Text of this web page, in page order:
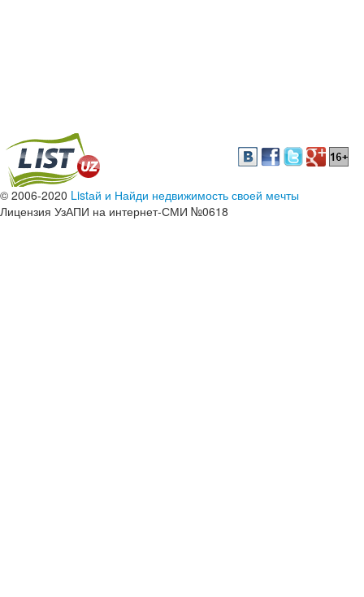
© 2006-2020 Listай и Найди недвижимость своей мечты
Лицензия УзАПИ на интернет-СМИ №0618